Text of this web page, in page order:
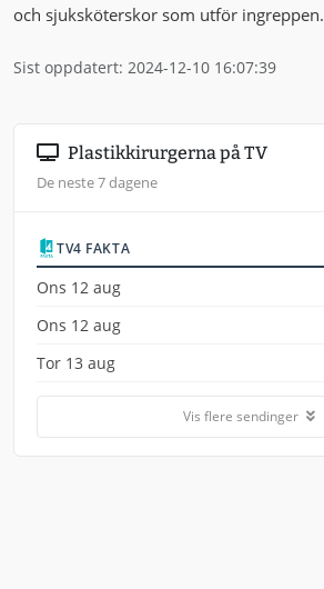
och sjuksköterskor som utför ingreppen.
Sist oppdatert: 2024-12-10 16:07:39
Plastikkirurgerna på TV
De neste 7 dagene
TV4 FAKTA
Ons 12 aug
Ons 12 aug
Tor 13 aug
Vis flere sendinger